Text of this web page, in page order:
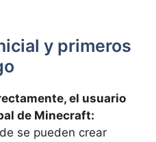
y primeros
el usuario
de Minecraft:
se pueden crear